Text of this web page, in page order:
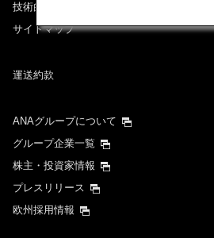
技術的なお問い合わせ（推奨環境）
サイトマップ
運送約款
ANAグループについて
グループ企業一覧
株主・投資家情報
プレスリリース
欧州採用情報